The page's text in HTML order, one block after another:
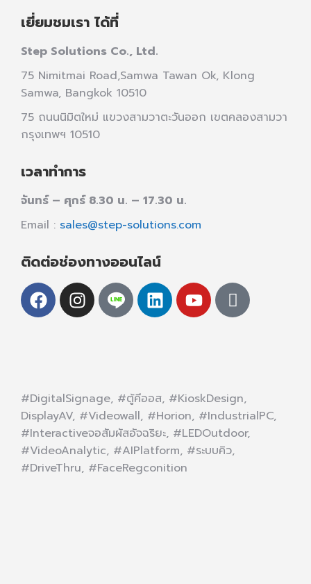
เยี่ยมชมเรา ได้ที่
Step Solutions Co., Ltd.
75 Nimitmai Road,Samwa Tawan Ok, Klong
Samwa, Bangkok 10510
75 ถนนนิมิตใหม่ แขวงสามวาตะวันออก เขตคลองสามวา
กรุงเทพฯ 10510
เวลาทำการ
จันทร์ – ศุกร์ 8.30 น. – 17.30 น.
Email : sales@step-solutions.com
ติดต่อช่องทางออนไลน์
#DigitalSignage, #ตู้คีออส, #KioskDesign,
DisplayAV, #Videowall, #Horion, #IndustrialPC,
#Interactiveจอสัมผัสอัจฉริยะ, #LEDOutdoor,
#VideoAnalytic, #AIPlatform, #ระบบคิว,
#DriveThru, #FaceRegconition